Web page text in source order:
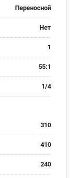
Переносной
Нет
1
55:1
1/4
310
410
240